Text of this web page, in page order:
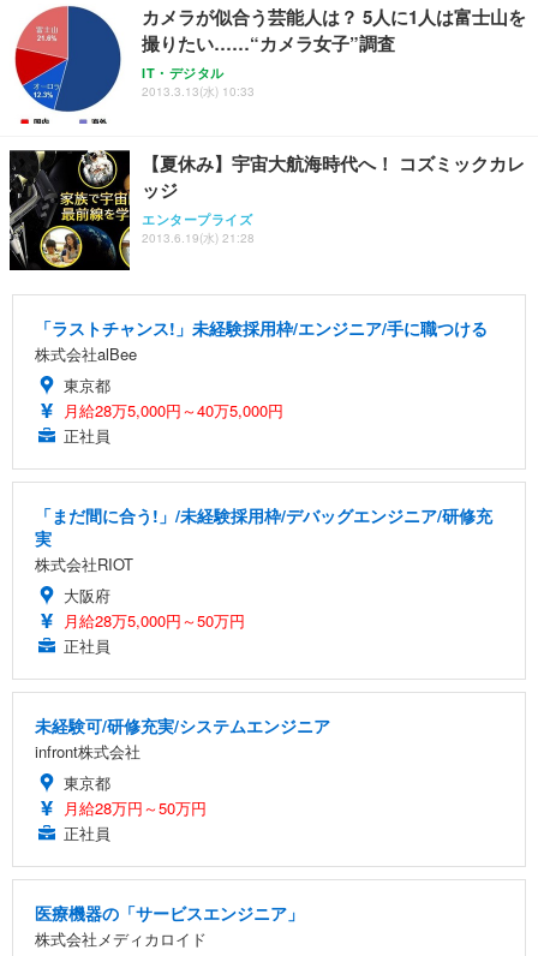
務用 おしゃれ パソコンチェア (ホワイト)
ANDWINT オフィスチェア デスクチェア 肘なし メ
ッシュ 通気性 ランバーサポート付き 腰サポート ガ
ス圧無段階昇降 360度回転 キャスター付き コンパク
【MiniLED/24.5inch/280Hz/FHD】GRAPHT THE S
HOOTER Gaming Monitor 24” Essential ゲーミン
グモニター QD 24.5インチ 1ms FHD 量子ドット 残
アイリスオーヤマ ペットシーツ 超厚型 お徳用 レギ
ュラー 200枚入【Amazon.co.jp限定】
カメラが似合う芸能人は？ 5人に1人は富士山を
撮りたい……“カメラ女子”調査
IT・デジタル
2013.3.13(水) 10:33
【夏休み】宇宙大航海時代へ！ コズミックカレ
ッジ
エンタープライズ
2013.6.19(水) 21:28
「ラストチャンス!」未経験採用枠/エンジニア/手に職つける
株式会社alBee
東京都
月給28万5,000円～40万5,000円
正社員
「まだ間に合う!」/未経験採用枠/デバッグエンジニア/研修充
実
株式会社RIOT
大阪府
月給28万5,000円～50万円
正社員
未経験可/研修充実/システムエンジニア
infront株式会社
東京都
月給28万円～50万円
正社員
医療機器の「サービスエンジニア」
株式会社メディカロイド